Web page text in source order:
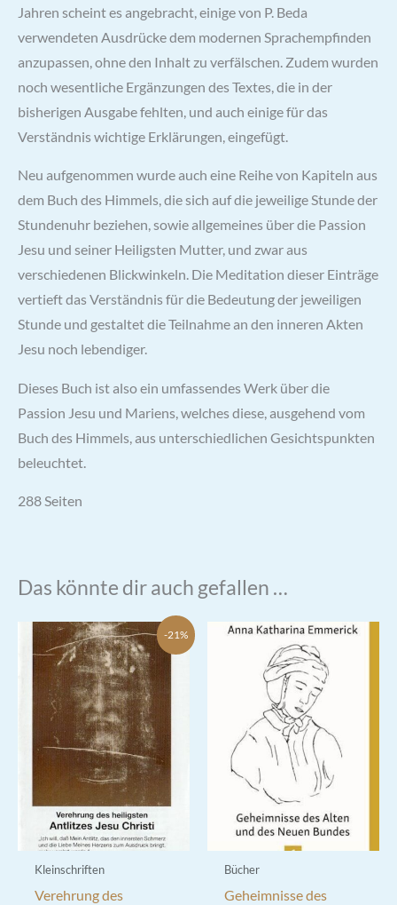
Jahren scheint es angebracht, einige von P. Beda
verwendeten Ausdrücke dem modernen Sprachempfinden
anzupassen, ohne den Inhalt zu verfälschen. Zudem wurden
noch wesentliche Ergänzungen des Textes, die in der
bisherigen Ausgabe fehlten, und auch einige für das
Verständnis wichtige Erklärungen, eingefügt.
Neu aufgenommen wurde auch eine Reihe von Kapiteln aus
dem Buch des Himmels, die sich auf die jeweilige Stunde der
Stundenuhr beziehen, sowie allgemeines über die Passion
Jesu und seiner Heiligsten Mutter, und zwar aus
verschiedenen Blickwinkeln. Die Meditation dieser Einträge
vertieft das Verständnis für die Bedeutung der jeweiligen
Stunde und gestaltet die Teilnahme an den inneren Akten
Jesu noch lebendiger.
Dieses Buch ist also ein umfassendes Werk über die
Passion Jesu und Mariens, welches diese, ausgehend vom
Buch des Himmels, aus unterschiedlichen Gesichtspunkten
beleuchtet.
288 Seiten
Das könnte dir auch gefallen …
-21%
Kleinschriften
Verehrung des
Bücher
Geheimnisse des